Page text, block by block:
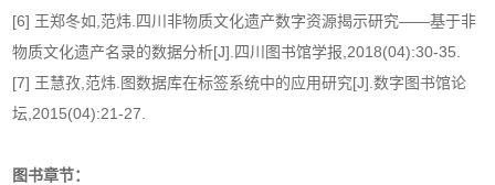
[6] 王郑冬如,范炜.四川非物质文化遗产数字资源揭示研究——基于非
物质文化遗产名录的数据分析[J].四川图书馆学报,2018(04):30-35.
[7] 王慧孜,范炜.图数据库在标签系统中的应用研究[J].数字图书馆论
坛,2015(04):21-27.
图书章节：